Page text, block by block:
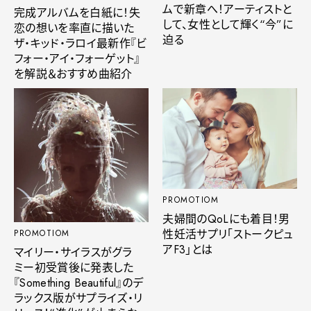
完成アルバムを白紙に！失
恋の想いを率直に描いた
ザ・キッド・ラロイ最新作『ビ
フォー・アイ・フォーゲット』
を解説＆おすすめ曲紹介
ムで新章へ！アーティストと
して、女性として輝く“今”に
迫る
PROMOTIOM
マイリー・サイラスがグラ
ミー初受賞後に発表した
『Something Beautiful』のデ
ラックス版がサプライズ・リ
PROMOTIOM
夫婦間のQoLにも着目！男
性妊活サプリ「ストークピュ
アF3」とは